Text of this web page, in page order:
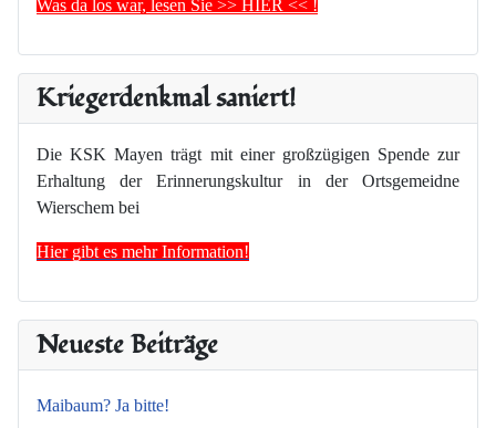
Was da los war, lesen Sie >> HIER << !
Kriegerdenkmal saniert!
Die KSK Mayen trägt mit einer großzügigen Spende zur
Erhaltung der Erinnerungskultur in der Ortsgemeidne
Wierschem bei
Hier gibt es mehr Information!
Neueste Beiträge
Maibaum? Ja bitte!